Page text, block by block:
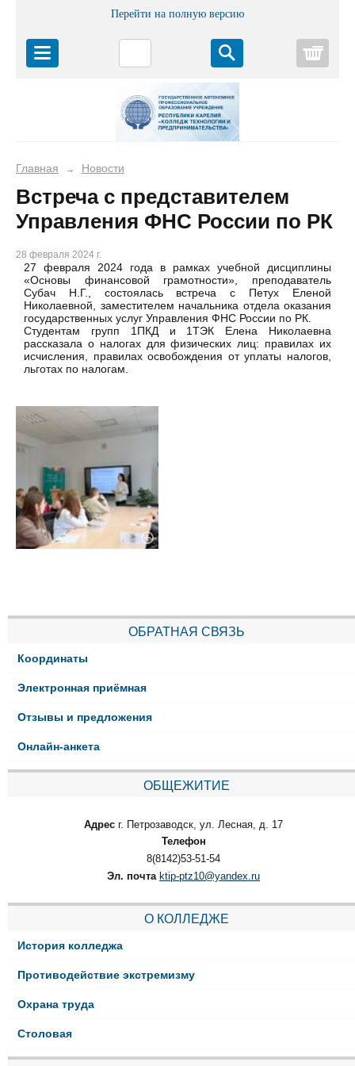
Перейти на полную версию
Главная → Новости
Встреча с представителем
Управления ФНС России по РК
28 февраля 2024 г.
27 февраля 2024 года в рамках учебной дисциплины
«Основы финансовой грамотности», преподаватель
Субач Н.Г., состоялась встреча с Петух Еленой
Николаевной, заместителем начальника отдела оказания
государственных услуг Управления ФНС России по РК.
Студентам групп 1ПКД и 1ТЭК Елена Николаевна
рассказала о налогах для физических лиц: правилах их
исчисления, правилах освобождения от уплаты налогов,
льготах по налогам.
ОБРАТНАЯ СВЯЗЬ
Координаты
Электронная приёмная
Отзывы и предложения
Онлайн-анкета
ОБЩЕЖИТИЕ
Адрес г. Петрозаводск, ул. Лесная, д. 17
Телефон
8(8142)53-51-54
Эл. почта ktip-ptz10@yandex.ru
О КОЛЛЕДЖЕ
История колледжа
Противодействие экстремизму
Охрана труда
Столовая